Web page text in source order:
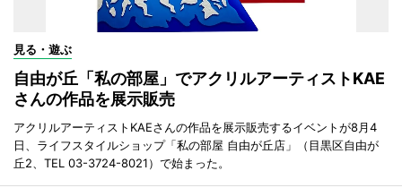
見る・遊ぶ
自由が丘「私の部屋」でアクリルアーティストKAE
さんの作品を展示販売
アクリルアーティストKAEさんの作品を展示販売するイベントが8月4
日、ライフスタイルショップ「私の部屋 自由が丘店」（目黒区自由が
丘2、TEL 03-3724-8021）で始まった。